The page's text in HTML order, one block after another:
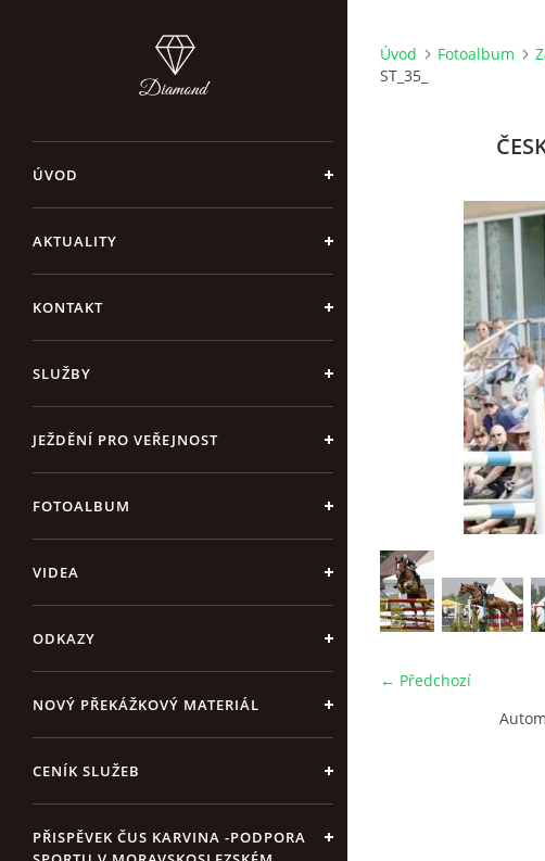
ÚVOD
AKTUALITY
KONTAKT
SLUŽBY
JEŽDĚNÍ PRO VEŘEJNOST
FOTOALBUM
VIDEA
ODKAZY
NOVÝ PŘEKÁŽKOVÝ MATERIÁL
CENÍK SLUŽEB
PŘISPĚVEK ČUS KARVINA -PODPORA
Úvod Fotoalbum
ST_35_
← Předchozí